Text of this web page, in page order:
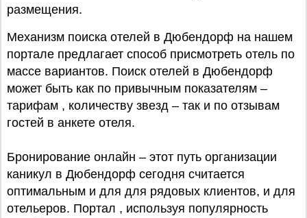
размещения.
Механизм поиска отелей в Дюбендорф на нашем
портале предлагает способ присмотреть отель по
массе вариантов. Поиск отелей в Дюбендорф
может быть как по привычным показателям –
тарифам , количеству звезд – так и по отзывам
гостей в анкете отеля.
Бронирование онлайн – этот путь организации
каникул в Дюбендорф сегодня считается
оптимальным и для для рядовых клиентов, и для
отельеров. Портал , используя популярность